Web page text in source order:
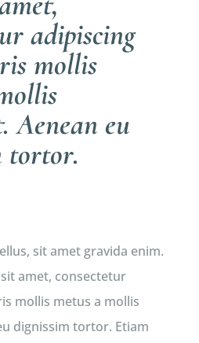
adipiscing
mollis
Aenean eu
tortor.
sit amet gravida enim.
amet, consectetur
mollis metus a mollis
dignissim tortor. Etiam